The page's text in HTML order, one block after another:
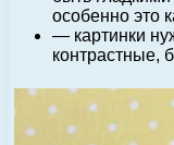
особенно это
— картинки
контрастные,